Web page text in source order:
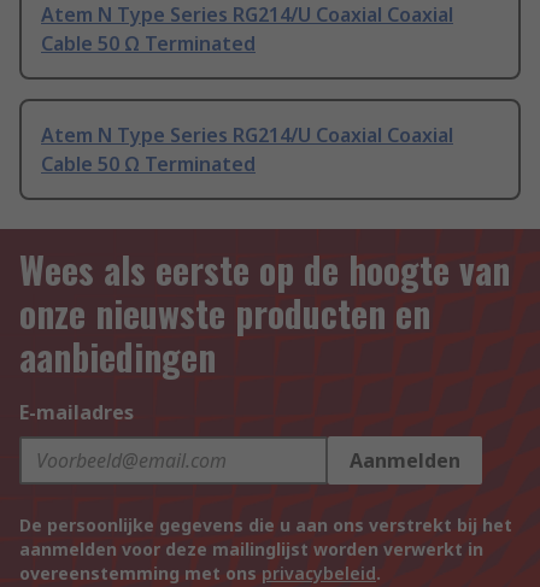
Atem N Type Series RG214/U Coaxial Coaxial
Cable 50 Ω Terminated
Atem N Type Series RG214/U Coaxial Coaxial
Cable 50 Ω Terminated
Wees als eerste op de hoogte van
onze nieuwste producten en
aanbiedingen
E-mailadres
Aanmelden
De persoonlijke gegevens die u aan ons verstrekt bij het
aanmelden voor deze mailinglijst worden verwerkt in
overeenstemming met ons privacybeleid.